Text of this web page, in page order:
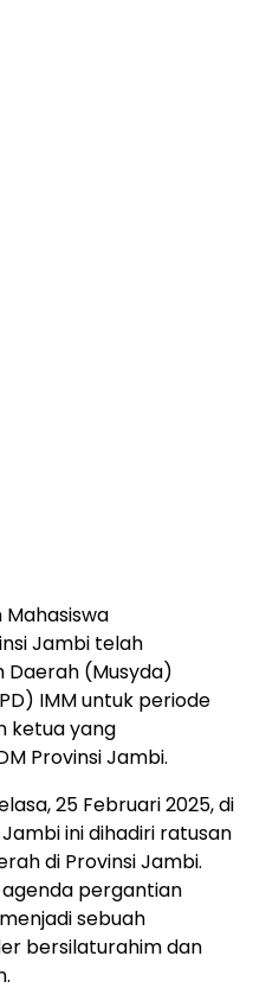
Mahasiswa
Jambi telah
Daerah (Musyda)
IMM untuk periode
ketua yang
Provinsi Jambi.
25 Februari 2025, di
ini dihadiri ratusan
di Provinsi Jambi.
agenda pergantian
sebuah
bersilaturahim dan